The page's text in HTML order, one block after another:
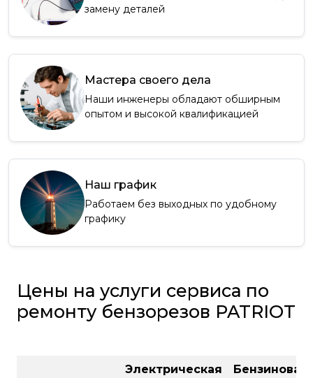
замену деталей
Мастера своего дела
Наши инженеры обладают обширным
опытом и высокой квалификацией
Наш график
Работаем без выходных по удобному
графику
Цены на услуги сервиса по
ремонту бензорезов PATRIOT
Электрическая
Бензиновая